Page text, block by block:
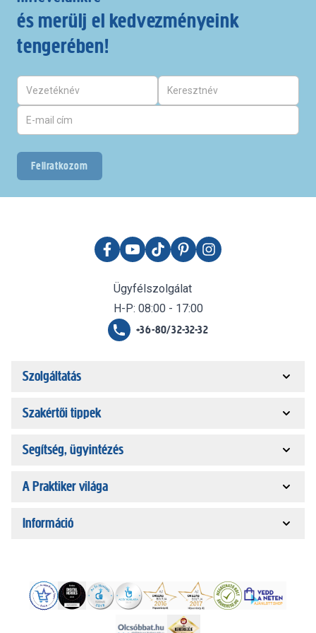
és merülj el kedvezményeink
tengerében!
Feliratkozom
Ügyfélszolgálat
H-P: 08:00 - 17:00
+36-80/32-32-32
Szolgáltatás
Szakértői tippek
Segítség, ügyintézés
A Praktiker világa
Információ